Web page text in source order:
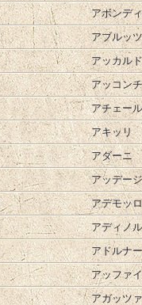
アボンデ
アブルッ
アッカルド
アッコンチ
アチェー
アキッリ
アダーニ
アッデージ
アデモッロ
アディノ
アドルナ
アッファ
アガッツ